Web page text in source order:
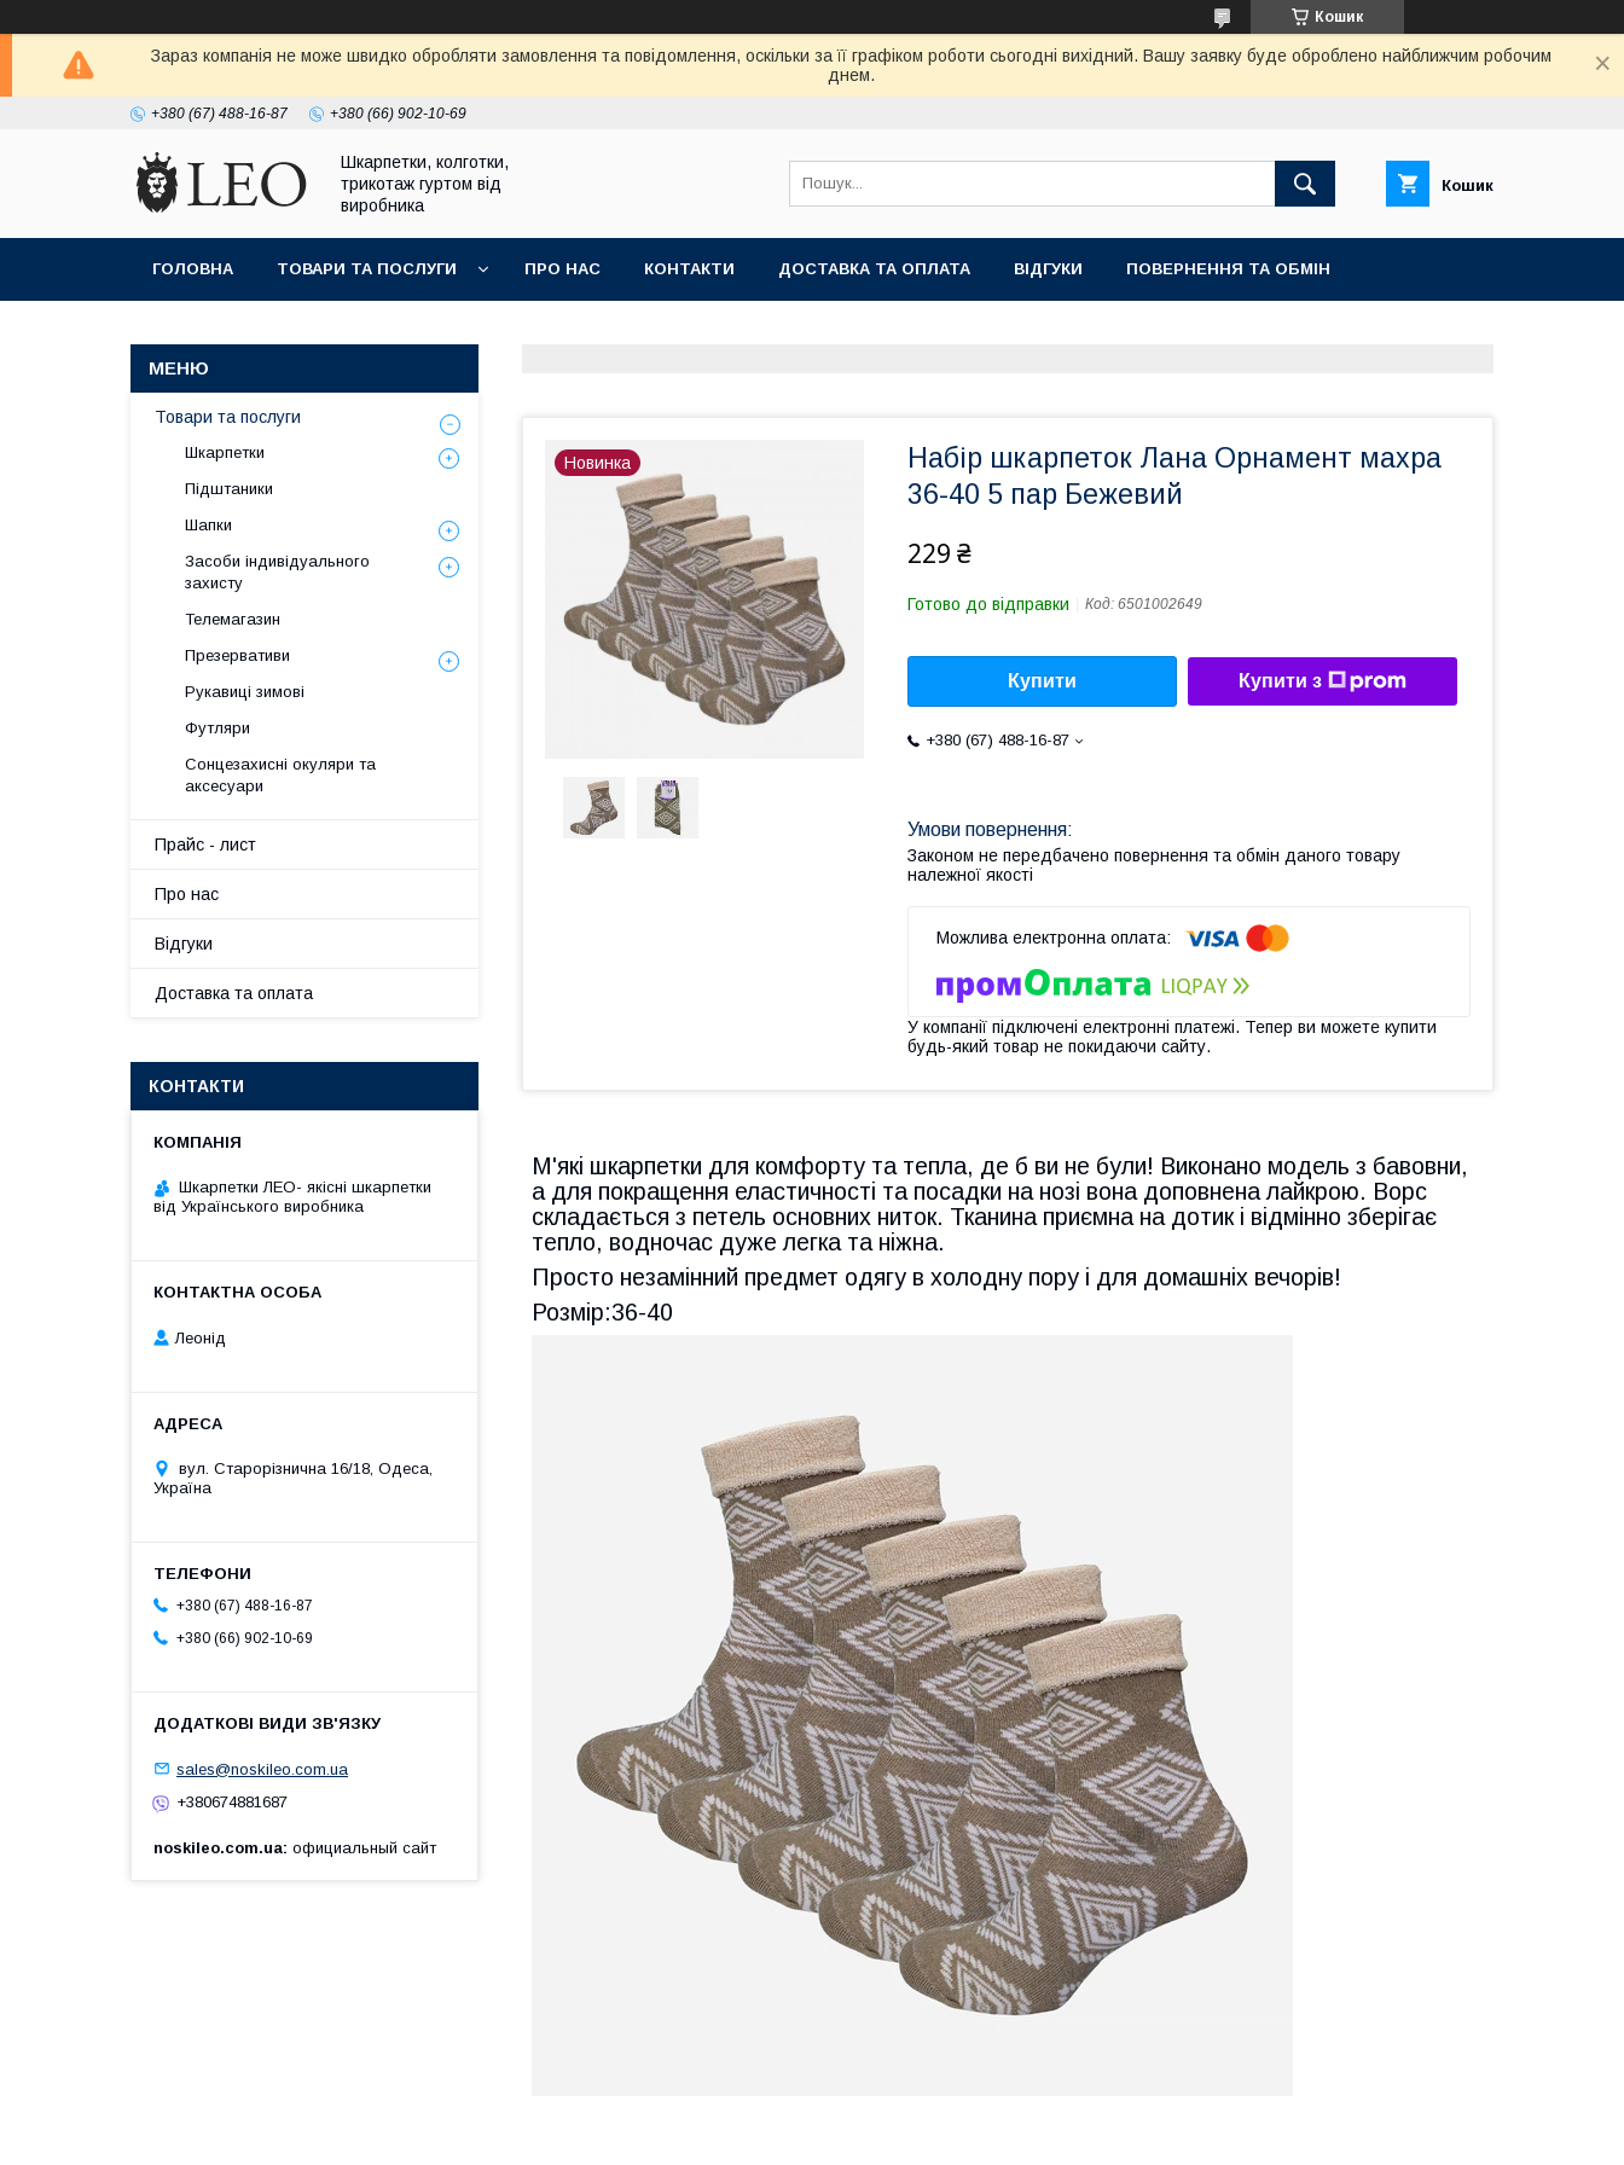
Кошик
Зараз компанія не може швидко обробляти замовлення та повідомлення, оскільки за її графіком роботи сьогодні вихідний. Вашу заявку буде оброблено найближчим робочим
днем.
+380 (67) 488-16-87 +380 (66) 902-10-69
Шкарпетки, колготки,
трикотаж гуртом від
виробника
Кошик
ГОЛОВНА ТОВАРИ ТА ПОСЛУГИ ПРО НАС КОНТАКТИ ДОСТАВКА ТА ОПЛАТА ВIДГУКИ ПОВЕРНЕННЯ ТА ОБМIН
Новинка
Набір шкарпеток Лана Орнамент махра
36-40 5 пар Бежевий
229 ₴
Готово до відправки Код: 6501002649
Купити Купити з
+380 (67) 488-16-87
Законом не передбачено повернення та обмін даного товару
належної якості
У компанії підключені електронні платежі. Тепер ви можете купити
будь-який товар не покидаючи сайту.
М'які шкарпетки для комфорту та тепла, де б ви не були! Виконано модель з бавовни,
а для покращення еластичності та посадки на нозі вона доповнена лайкрою. Ворс
складається з петель основних ниток. Тканина приємна на дотик і відмінно зберігає
тепло, водночас дуже легка та ніжна.
Просто незамінний предмет одягу в холодну пору і для домашніх вечорів!
Розмір:36-40
Товари та послуги
Шкарпетки
Підштаники
Шапки
Засоби індивідуального
захисту
Телемагазин
Презервативи
Рукавиці зимові
Футляри
Сонцезахисні окуляри та
аксесуари
Прайс - лист
Про нас
Вiдгуки
Доставка та оплата
КОНТАКТИ
Шкарпетки ЛЕО- якісні шкарпетки
від Українського виробника
Леонід
вул. Старорізнична 16/18, Одеса,
Україна
+380 (67) 488-16-87
+380 (66) 902-10-69
sales@noskileo.com.ua
+380674881687
noskileo.com.ua официальный сайт